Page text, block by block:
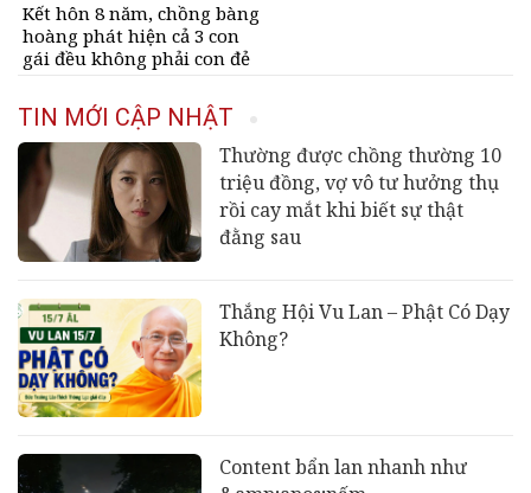
Kết hôn 8 năm, chồng bàng
hoàng phát hiện cả 3 con
gái đều không phải con đẻ
TIN MỚI CẬP NHẬT
Thường được chồng thường 10
triệu đồng, vợ vô tư hưởng thụ
rồi cay mắt khi biết sự thật
đằng sau
Thắng Hội Vu Lan – Phật Có Dạy
Không?
Content bẩn lan nhanh như